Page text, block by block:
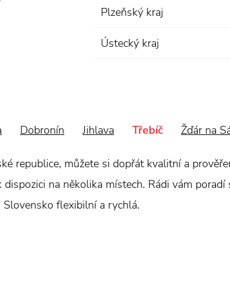
Plzeňský kraj
Ústecký kraj
Dobronín Jihlava Třebíč Žďár na
republice, můžete si dopřát kvalitní a
na několika místech. Rádi vám
flexibilní a rychlá.